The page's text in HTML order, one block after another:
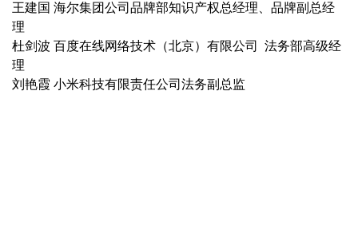
王建国 海尔集团公司品牌部知识产权总经理、品牌副总经
理
杜剑波 百度在线网络技术（北京）有限公司 法务部高级经
理
刘艳霞 小米科技有限责任公司法务副总监